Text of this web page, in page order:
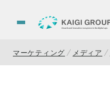
マーケティング メディア